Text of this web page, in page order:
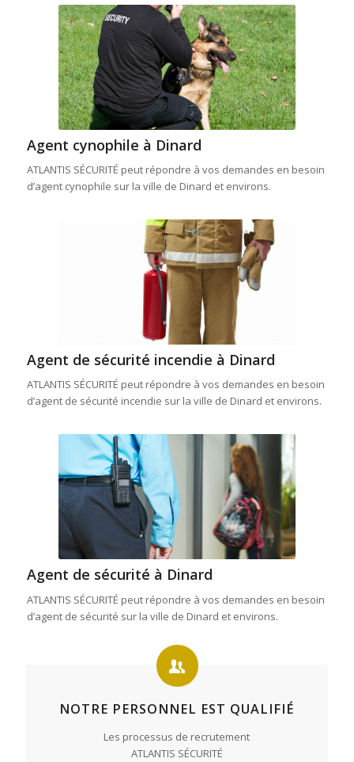
Agent cynophile à Dinard
ATLANTIS SÉCURITÉ peut répondre à vos demandes en besoin
d’agent cynophile sur la ville de Dinard et environs.
Agent de sécurité incendie à Dinard
ATLANTIS SÉCURITÉ peut répondre à vos demandes en besoin
d’agent de sécurité incendie sur la ville de Dinard et environs.
Agent de sécurité à Dinard
ATLANTIS SÉCURITÉ peut répondre à vos demandes en besoin
d’agent de sécurité sur la ville de Dinard et environs.
NOTRE PERSONNEL EST QUALIFIÉ
Les processus de recrutement
ATLANTIS SÉCURITÉ